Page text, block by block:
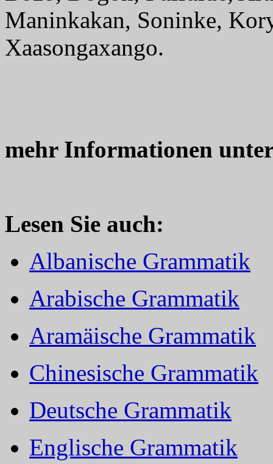
Maninkakan, Soninke,
Xaasongaxango.
mehr Informationen
Lesen Sie auch:
Albanische Grammatik
Arabische Grammatik
Aramäische Grammatik
Chinesische Grammatik
Deutsche Grammatik
Englische Grammatik